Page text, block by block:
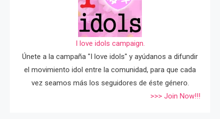
I love idols campaign.
Únete a la campaña "I love idols" y ayúdanos a difundir
el movimiento idol entre la comunidad, para que cada
vez seamos más los seguidores de éste género.
>>> Join Now!!!